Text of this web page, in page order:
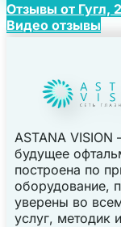
Отзывы от Гугл,
Видео отзывы
ASTANA VISION
будущее
построена по
оборудование,
уверены во
услуг, методик